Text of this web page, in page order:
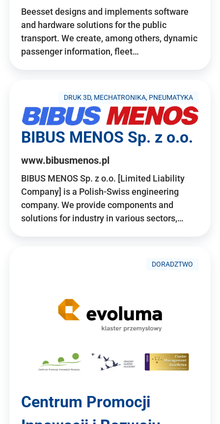
Beesset designs and implements software
and hardware solutions for the public
transport. We create, among others, dynamic
passenger information, fleet…
DRUK 3D, MECHATRONIKA, PNEUMATYKA
BIBUS MENOS Sp. z o.o.
www.bibusmenos.pl
BIBUS MENOS Sp. z o.o. [Limited Liability
Company] is a Polish-Swiss engineering
company. We provide components and
solutions for industry in various sectors,…
DORADZTWO
Centrum Promocji